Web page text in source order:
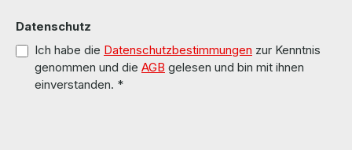
Datenschutz
Ich habe die Datenschutzbestimmungen zur Kenntnis
genommen und die AGB gelesen und bin mit ihnen
einverstanden. *